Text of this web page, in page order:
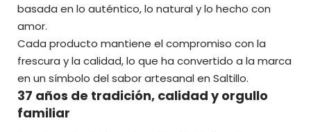
basada en lo auténtico, lo natural y lo hecho con
amor.
Cada producto mantiene el compromiso con la
frescura y la calidad, lo que ha convertido a la marca
en un símbolo del sabor artesanal en Saltillo.
37 años de tradición, calidad y orgullo
familiar